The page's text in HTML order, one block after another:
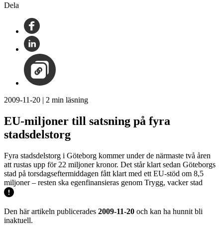
Dela
2009-11-20 | 2 min läsning
EU-miljoner till satsning på fyra
stadsdelstorg
Fyra stadsdelstorg i Göteborg kommer under de närmaste två åren
att rustas upp för 22 miljoner kronor. Det står klart sedan Göteborgs
stad på torsdagseftermiddagen fått klart med ett EU-stöd om 8,5
miljoner – resten ska egenfinansieras genom Trygg, vacker stad
Den här artikeln publicerades 2009-11-20 och kan ha hunnit bli
inaktuell.